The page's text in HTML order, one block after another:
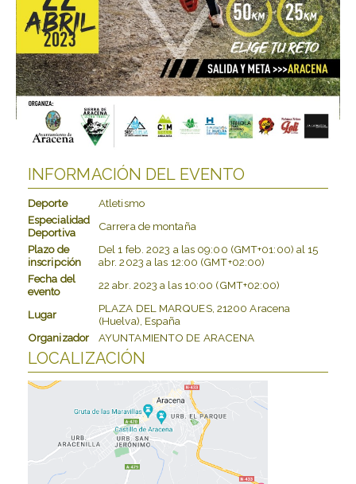
INFORMACIÓN DEL EVENTO
Deporte
Atletismo
Especialidad
Deportiva
Carrera de montaña
Plazo de
inscripción
Del1 feb. 2023 a las 09:00 (GMT+01:00) al15
abr. 2023 a las 12:00 (GMT+02:00)
Fecha del
evento
22 abr. 2023 a las10:00 (GMT+02:00)
Lugar
PLAZA DEL MARQUES, 21200 Aracena
(Huelva), España
Organizador
AYUNTAMIENTO DE ARACENA
LOCALIZACIÓN